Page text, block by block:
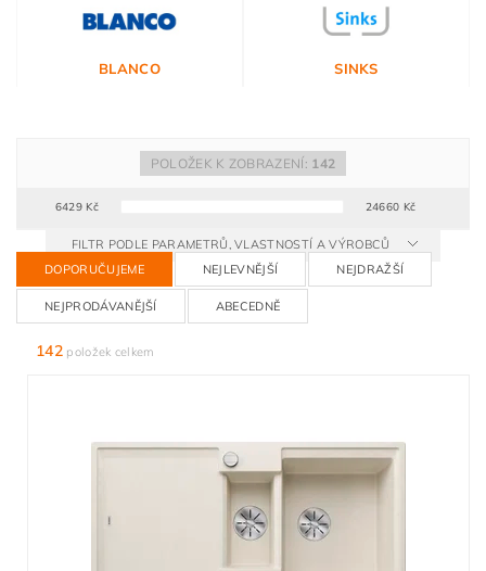
BLANCO SINKS
6429Kč 24660 Kč
POLOŽEK K ZOBRAZENÍ: 142
FILTR PODLE PARAMETRŮ, VLASTNOSTÍ A VÝROBCŮ
DOPORUČUJEME
NEJLEVNĚJŠÍ NEJDRAŽŠÍ
NEJPRODÁVANĚJŠÍ ABECEDNĚ
142položek celkem